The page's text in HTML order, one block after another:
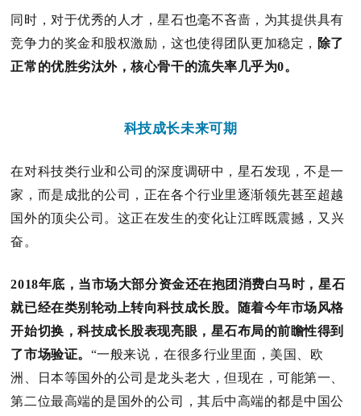
同时，对于优秀的人才，星石也毫不吝啬，为其提供具有
竞争力的奖金和股权激励，这也使得团队更加稳定， 除了
正常的优胜劣汰外，核心骨干的流失率几乎为0。
科技成长未来可期
在对科技类行业和公司的深度调研中，星石发现，不是一
家，而是成批的公司，正在各个行业里逐渐领先甚至超越
国外的顶尖公司。 这正在发生的变化让江晖既震撼，又兴
奋。
2018年底，当市场大部分资金还在抱团消费白马时，星石
就已经在类别轮动上转向科技成长股。
随着今年市场风格
开始切换，科技成长股表现亮眼，星石布局的前瞻性得到
了市场验证。 “一般来说，在很多行业里面，美国、欧
洲、日本等国外的公司是龙头老大，但现在，可能第一、
第二位最高端的是国外的公司，其后中高端的都是中国公